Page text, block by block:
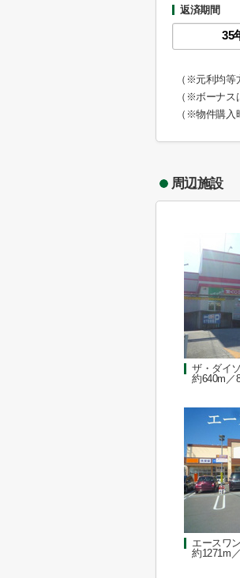
返済期間
（※元利均等
（※ボーナス
（※物件購入
周辺施設
ザ・ダイ
約640m／
エースワ
約1271m